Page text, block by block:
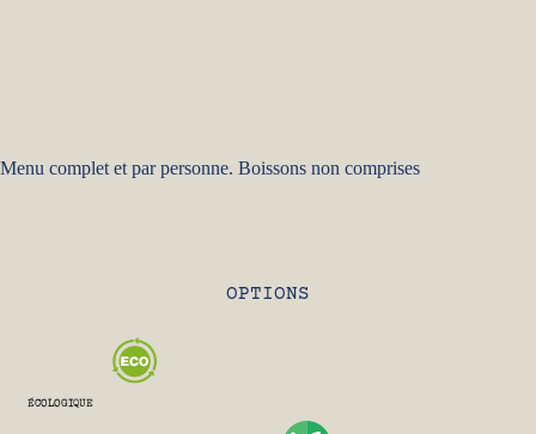
Menu complet et par personne. Boissons non comprises
OPTIONS
ÉCOLOGIQUE